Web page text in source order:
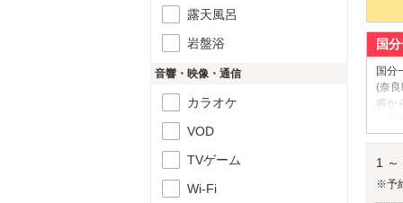
国
国分
(奈
将か
国分
1
※予
露天風呂
岩盤浴
音響・映像・通信
カラオケ
VOD
TVゲーム
Wi-Fi